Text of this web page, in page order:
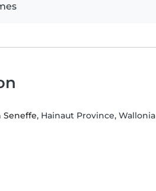
Seneffe, Hainaut Province, Wallonia